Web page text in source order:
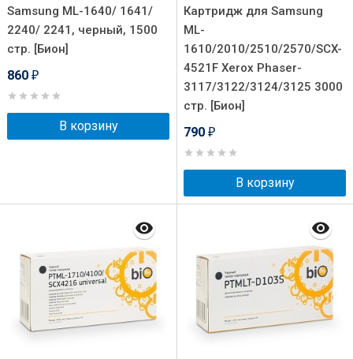
Samsung ML-1640/ 1641/
2240/ 2241, черный, 1500
стр. [Бион]
860 ₽
В корзину
Картридж для Samsung
ML-
1610/2010/2510/2570/SCX-
4521F Xerox Phaser-
3117/3122/3124/3125 3000
стр. [Бион]
790 ₽
В корзину